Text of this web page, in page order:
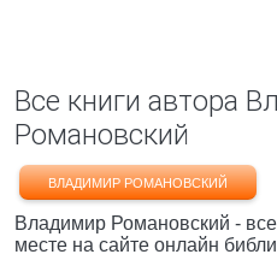
Все книги автора
Романовский
ВЛАДИМИР РОМАНОВСКИЙ
Владимир Романовский -
месте на сайте онлайн